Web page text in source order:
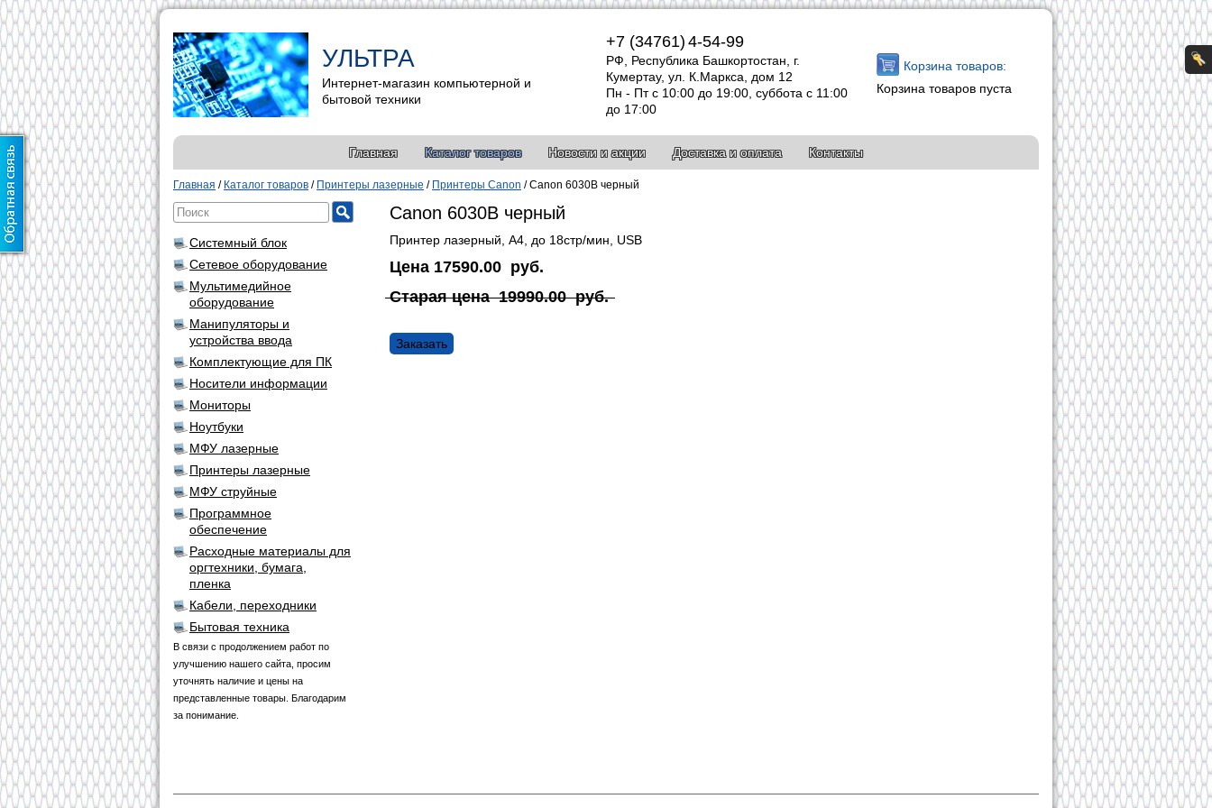
УЛЬТРА
Интернет-магазин компьютерной и
бытовой техники
+7 (34761) 4-54-99
РФ, Республика Башкортостан, г.
Кумертау, ул. К.Маркса, дом 12
Пн - Пт с 10:00 до 19:00, суббота с 11:00
до 17:00
Корзина товаров:
Корзина товаров пуста
Главная Каталог товаров Новости и акции Доставка и оплата Контакты
Главная / Каталог товаров / Принтеры лазерные / Принтеры Canon / Canon 6030B черный
Системный блок
Сетевое оборудование
Мультимедийное
оборудование
Манипуляторы и
устройства ввода
Комплектующие для ПК
Носители информации
Мониторы
Ноутбуки
МФУ лазерные
Принтеры лазерные
МФУ струйные
Программное
обеспечение
Расходные материалы для
оргтехники, бумага,
пленка
Кабели, переходники
Бытовая техника
В связи с продолжением работ по
улучшению нашего сайта, просим
уточнять наличие и цены на
представленные товары. Благодарим
за понимание.
Canon 6030B черный
Принтер лазерный, А4, до 18стр/мин, USB
Цена 17590.00 руб.
Старая цена 19990.00 руб.
Заказать